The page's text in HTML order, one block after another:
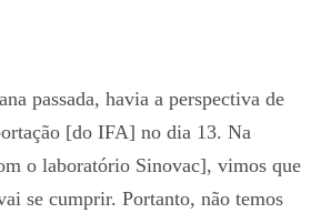
passada, havia a perspectiva de
[do IFA] no dia 13. Na
o laboratório Sinovac], vimos que
se cumprir. Portanto, não temos